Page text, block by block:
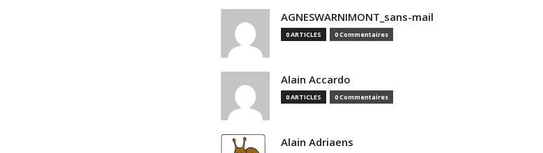
AGNESWARNIMONT_sans-mail
0 ARTICLES 0 Commentaires
Alain Accardo
0 ARTICLES 0 Commentaires
Alain Adriaens